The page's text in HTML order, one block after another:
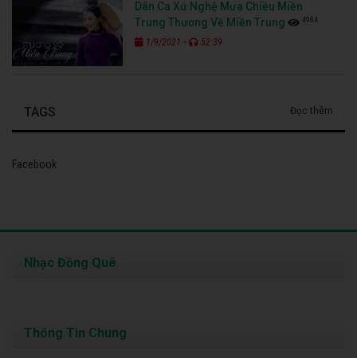
Dân Ca Xứ Nghệ Mưa Chiều Miền
Trung Thương Về Miền Trung
4984
1/9/2021 - 52:39
TAGS Đọc thêm
Facebook
Nhạc Đồng Quê
Thông Tin Chung